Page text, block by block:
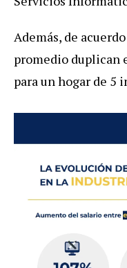
Además, de
promedio duplican
para un hogar de 5